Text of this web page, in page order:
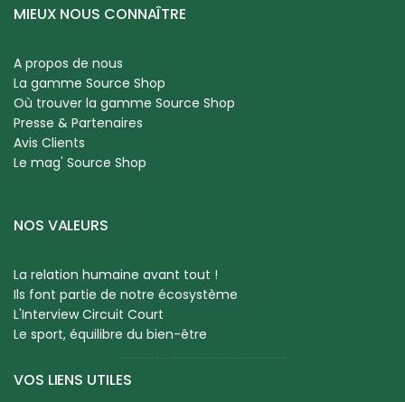
MIEUX NOUS CONNAÎTRE
A propos de nous
La gamme Source Shop
Où trouver la gamme Source Shop
Presse & Partenaires
Avis Clients
Le mag' Source Shop
NOS VALEURS
La relation humaine avant tout !
Ils font partie de notre écosystème
L'Interview Circuit Court
Le sport, équilibre du bien-être
VOS LIENS UTILES